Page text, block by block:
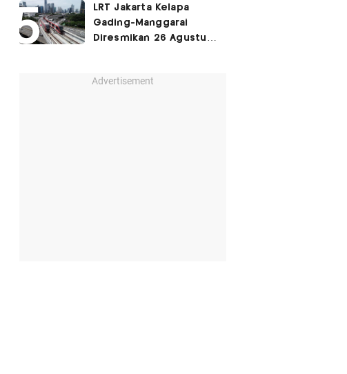
LRT Jakarta Kelapa
Gading-Manggarai
Diresmikan 26 Agustus
Advertisement